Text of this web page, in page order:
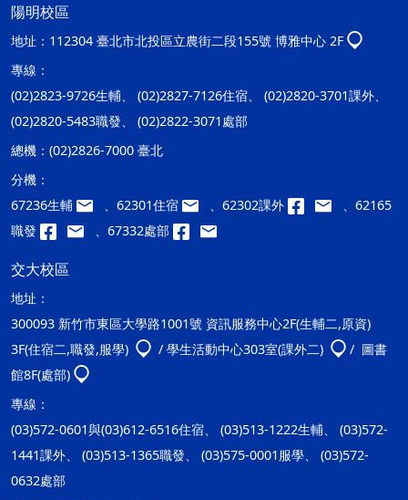
陽明校區
地址： 112304 臺北市北投區立農街二段155號 博雅中心 2F
專線：
(02)2823-9726生輔、 (02)2827-7126住宿、 (02)2820-3701課外、
(02)2820-5483職發、 (02)2822-3071處部
總機： (02)2826-7000 臺北
分機：
67236生輔
、62301住宿 、62302課外
、62165
職發
、67332處部
交大校區
地址：
300093 新竹市東區大學路1001號 資訊服務中心2F(生輔二,原資)
3F(住宿二,職發,服學)
/ 學生活動中心303室(課外二)
/ 圖書
館8F(處部)
專線：
(03)572-0601與(03)612-6516住宿、 (03)513-1222生輔、 (03)572-
1441課外、 (03)513-1365職發、 (03)575-0001服學、 (03)572-
0632處部